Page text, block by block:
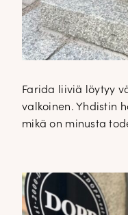
Farida liiviä löytyy
valkoinen. Yhdistin
mikä on minusta